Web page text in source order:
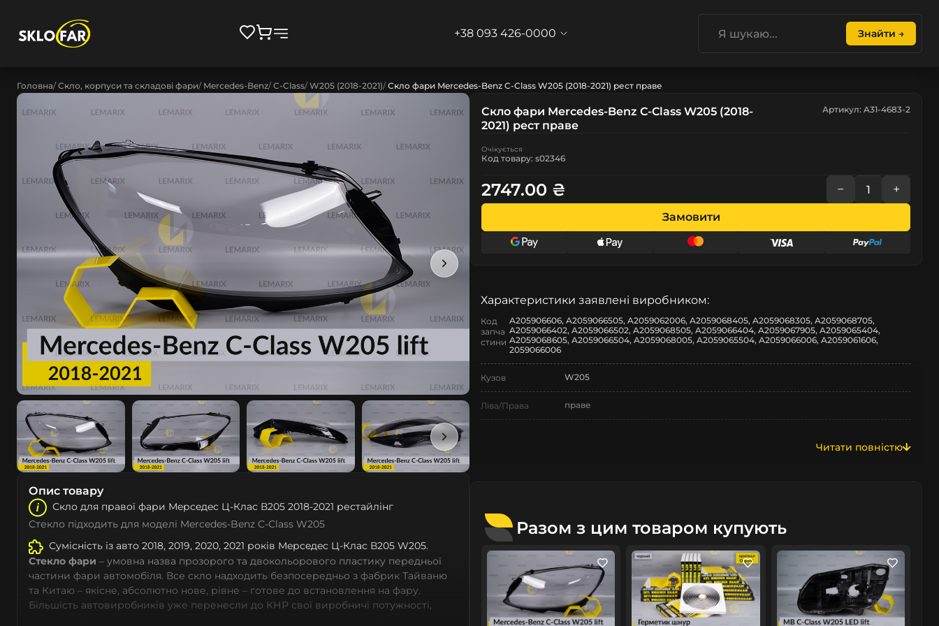
+38 093 426-0000 Знайти →
Головна Скло, корпуси та складові фари Mercedes-Benz C-Class W205 (2018-2021) Скло фари Mercedes-Benz C-Class W205 (2018-2021) рест праве
Опис товару
Скло для правої фари Мeрceдec Ц-Клас В205 2018-2021 рестайлінг
Стекло підходить для моделі Mercedes-Benz C-Class W205
Сумісність із авто 2018, 2019, 2020, 2021 років Мeрceдec Ц-Клас В205 W205.
Стекло фари – умовна назва прозорого та двокольорового пластику передньої
частини фари автомобіля. Все скло надходить безпосередньо з фабрик Тайваню
та Китаю – якісне, абсолютно нове, рівне – готове до встановлення на фару.
Більшість автовиробників уже перенесли до КНР свої виробничі потужності,
тому не слід дивуватися, що до 90% запчастин до сучасних автомобілів мають
Скло фари Mercedes-Benz C-Class W205 (2018-
2021) рест праве
Артикул: A31-4683-2
Очікується
Код товару: s02346
2747.00 ₴ − +
Замовити
Характеристики заявлені виробником:
Код
запча
стини
A205906606, A2059066505, A2059062006, A2059068405, A2059068305, A2059068705,
A2059066402, A2059066502, A2059068505, A2059066404, A2059067905, A2059065404,
A2059068605, A2059066504, A2059068005, A2059065504, A2059066006, A2059061606,
2059066006
Кузов W205
Ліва/Права праве
Позначка
Рік випуску 2018-2021
Рестайлінг/
Дорестайлінг
рестайлінг
Читати повністю
Разом з цим товаром купують